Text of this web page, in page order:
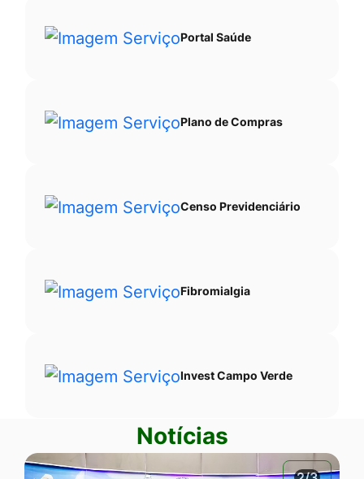
Portal Saúde
Plano de Compras
Censo Previdenciário
Fibromialgia
Invest Campo Verde
Notícias